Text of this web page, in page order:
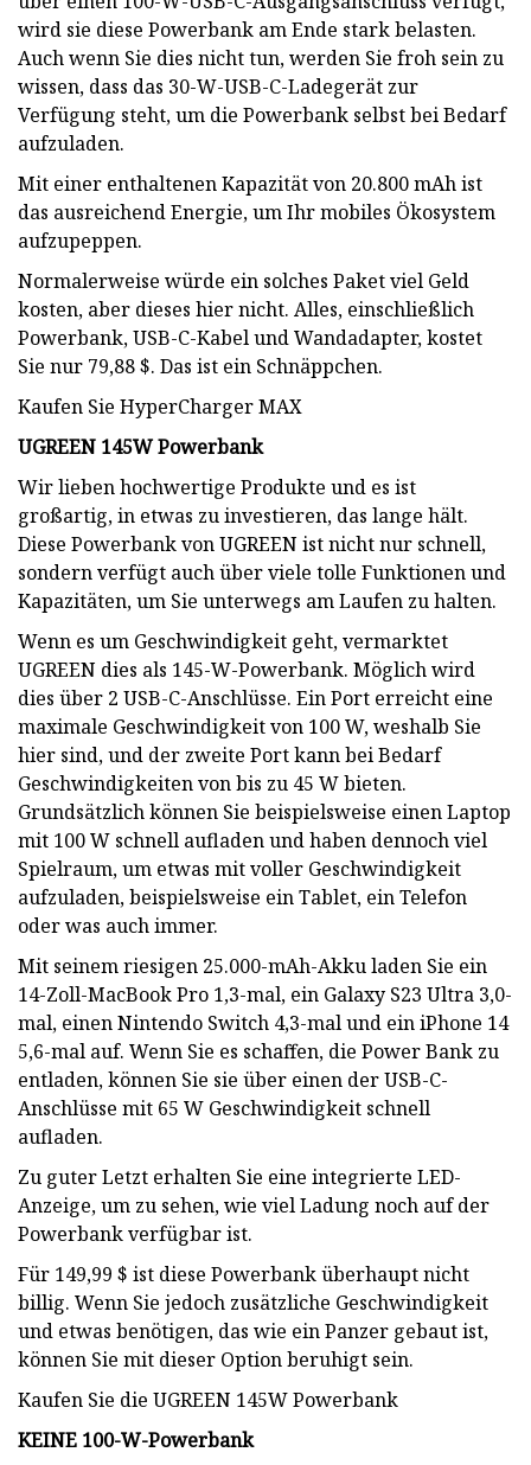
wird sie diese Powerbank am Ende stark belasten.
Auch wenn Sie dies nicht tun, werden Sie froh sein zu
wissen, dass das 30-W-USB-C-Ladegerät zur
Verfügung steht, um die Powerbank selbst bei Bedarf
aufzuladen.
Mit einer enthaltenen Kapazität von 20.800 mAh ist
das ausreichend Energie, um Ihr mobiles Ökosystem
aufzupeppen.
Normalerweise würde ein solches Paket viel Geld
kosten, aber dieses hier nicht. Alles, einschließlich
Powerbank, USB-C-Kabel und Wandadapter, kostet
Sie nur 79,88 $. Das ist ein Schnäppchen.
Kaufen Sie HyperCharger MAX
UGREEN 145W Powerbank
Wir lieben hochwertige Produkte und es ist
großartig, in etwas zu investieren, das lange hält.
Diese Powerbank von UGREEN ist nicht nur schnell,
sondern verfügt auch über viele tolle Funktionen und
Kapazitäten, um Sie unterwegs am Laufen zu halten.
Wenn es um Geschwindigkeit geht, vermarktet
UGREEN dies als 145-W-Powerbank. Möglich wird
dies über 2 USB-C-Anschlüsse. Ein Port erreicht eine
maximale Geschwindigkeit von 100 W, weshalb Sie
hier sind, und der zweite Port kann bei Bedarf
Geschwindigkeiten von bis zu 45 W bieten.
Grundsätzlich können Sie beispielsweise einen Laptop
mit 100 W schnell aufladen und haben dennoch viel
Spielraum, um etwas mit voller Geschwindigkeit
aufzuladen, beispielsweise ein Tablet, ein Telefon
oder was auch immer.
Mit seinem riesigen 25.000-mAh-Akku laden Sie ein
14-Zoll-MacBook Pro 1,3-mal, ein Galaxy S23 Ultra 3,0-
mal, einen Nintendo Switch 4,3-mal und ein iPhone 14
5,6-mal auf. Wenn Sie es schaffen, die Power Bank zu
entladen, können Sie sie über einen der USB-C-
Anschlüsse mit 65 W Geschwindigkeit schnell
aufladen.
Zu guter Letzt erhalten Sie eine integrierte LED-
Anzeige, um zu sehen, wie viel Ladung noch auf der
Powerbank verfügbar ist.
Für 149,99 $ ist diese Powerbank überhaupt nicht
billig. Wenn Sie jedoch zusätzliche Geschwindigkeit
und etwas benötigen, das wie ein Panzer gebaut ist,
können Sie mit dieser Option beruhigt sein.
Kaufen Sie die UGREEN 145W Powerbank
KEINE 100-W-Powerbank